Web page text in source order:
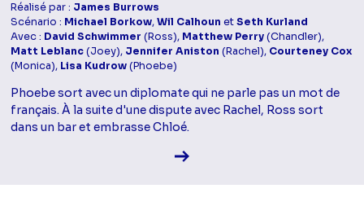
Réalisé par : James Burrows
Scénario : Michael Borkow,Wil Calhoun etSeth Kurland
Avec : David Schwimmer (Ross), Matthew Perry(Chandler),
Matt Leblanc(Joey), Jennifer Aniston (Rachel), Courteney Cox
(Monica), Lisa Kudrow(Phoebe)
Phoebe sort avec un diplomate qui ne parle pas un mot de
français. À la suite d'une dispute avec Rachel, Ross sort
dans un bar et embrasse Chloé.
Voir la fiche diffusion